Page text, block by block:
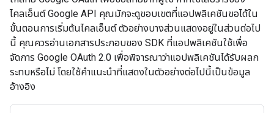
ไคลเอ็นต์ Google API คุณมักจะดูขอบเขตที่แอปพลิเคชันขอได้ใน
ขั้นตอนการเริ่มต้นไคลเอ็นต์ ตัวอย่างบางส่วนแสดงอยู่ในส่วนต่อไป
นี้ คุณควรอ่านเอกสารประกอบของ SDK ที่แอปพลิเคชันใช้เพื่อ
จัดการ Google OAuth 2.0 เพื่อพิจารณาว่าแอปพลิเคชันได้รับผลก
ระทบหรือไม่ โดยใช้คำแนะนำที่แสดงในตัวอย่างต่อไปนี้เป็นข้อมูล
อ้างอิง